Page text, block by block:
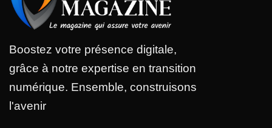
Boostez votre présence digitale,
grâce à notre expertise en transition
numérique. Ensemble, construisons
l'avenir